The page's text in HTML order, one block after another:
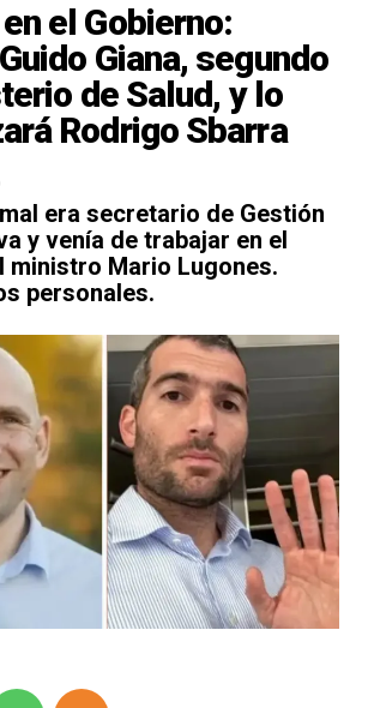
el Gobierno:
Giana, segundo
de Salud, y lo
Rodrigo Sbarra
era secretario de Gestión
y venía de trabajar en el
ministro Mario Lugones.
personales.